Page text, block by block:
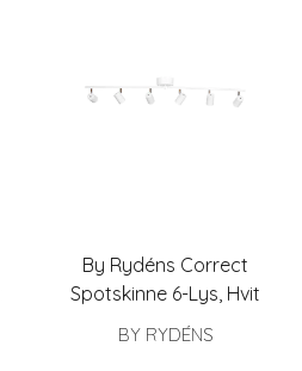
By Rydéns Correct
Spotskinne 6-Lys, Hvit
BY RYDÉNS